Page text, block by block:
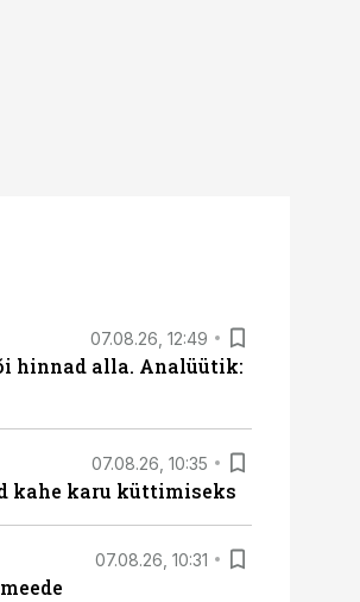
07.08.26, 12:49
hinnad alla. Analüütik:
07.08.26, 10:35
kahe karu küttimiseks
07.08.26, 10:31